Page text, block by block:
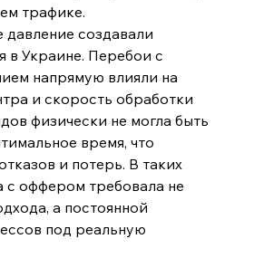
трафике.
давление создавали
в Украине. Перебои с
напрямую влияли на
и скорость обработки
физически не могла быть
время, что
и потерь. В таких
с оффером требовала не
а постоянной
под реальную